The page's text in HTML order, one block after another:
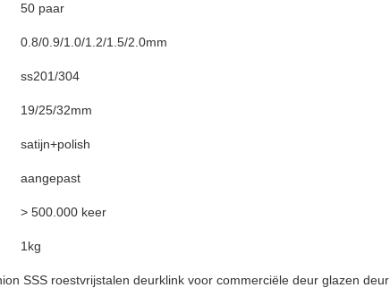
50 paar
0.8/0.9/1.0/1.2/1.5/2.0mm
ss201/304
19/25/32mm
satijn+polish
aangepast
> 500.000 keer
1kg
SSS roestvrijstalen deurklink voor commerciële deur glazen deur